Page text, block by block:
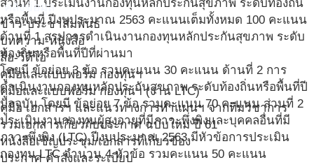
คลังข้อมูล
ข่าว-ประชาสัมพันธ์
บทความ-หนังสือ
สื่อ-วีดีโอ
คู่มือและแบบฟอร์ม กองทุนฯ
คู่มือและแบบฟอร์ม กองทุนฯ (งาน LTC)
คู่มือ เอกสารฯ และแนวทางการทำแผนฯ จากทีมวิชาการ
รวมเอกสารเกี่ยวกับประกาศ ฉบับใหม่ ปี 61
หนังสือเชิญประชุม/เอกสารที่เกี่ยวข้อง
ประกาศ คำสั่งและระเบียบ
ส่วนที่ 1.ประเมินงานกองทุนหลักประกันสุขภาพ ระดับท้องถิ่น
หรือพื้นที่ ปีงบประมาณ 2563 คะแนนเต็มทั้งหมด 100 คะแนน
ด้านที่ 1 สรุปการดำเนินงานกองทุนหลักประกันสุขภาพ ระดับ
ท้องถิ่นหรือพื้นที่ปีที่ผ่านมา
โดยมี ข้อย่อย 3 ข้อ รวมคะแนน 30 คะแนน ด้านที่ 2 การ
ดำเนินงานกองทุนหลักประกันสุขภาพ ระดับท้องถิ่นหรือพื้นที่ปี
ปัจจุบัน โดยมี ข้อย่อย 7 ข้อ รวมคะแนน 70 คะแนน ส่วนที่ 2
ประเมินงานกองทุนผู้สูงอายุที่มีภาวะพึ่งพิงและบุคคลอื่นที่มี
ภาวะพึ่งพิง (LTC) ปีงบประมาณ 2563 มีหัวข้อการประเมิน
กองทุน LTC จำนวน 4 หัวข้อ รวมคะแนน 50 คะแนน